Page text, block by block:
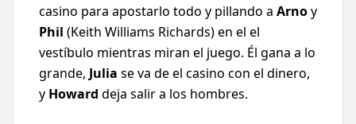
casino para apostarlo todo y pillando a Arnoy
Phil (Keith Williams Richards) en el el
vestíbulo mientras miran el juego. Él gana a lo
grande, Julia se va de el casino con el dinero,
y Howard deja salir a los hombres.